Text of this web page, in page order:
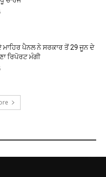
ਪੈਨਲ ਨੇ ਸਰਕਾਰ ਤੋਂ 29 ਜੂਨ ਦੇ
ਰਿਪੋਰਟ ਮੰਗੀ